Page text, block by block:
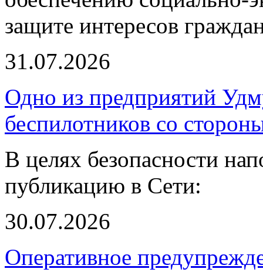
защите интересов
31.07.2026
Одно из предприятий
беспилотников со
В целях безопасности
публикацию в Сети:
30.07.2026
Оперативное